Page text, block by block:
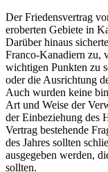
Der Friedensvertrag
eroberten Gebiete in
Darüber hinaus
Franco-Kanadiern zu,
wichtigen Punkten zu
oder die Ausrichtung
Auch wurden keine
Art und Weise der
der Einbeziehung des
Vertrag bestehende
des Jahres sollten
ausgegeben werden,
sollten.